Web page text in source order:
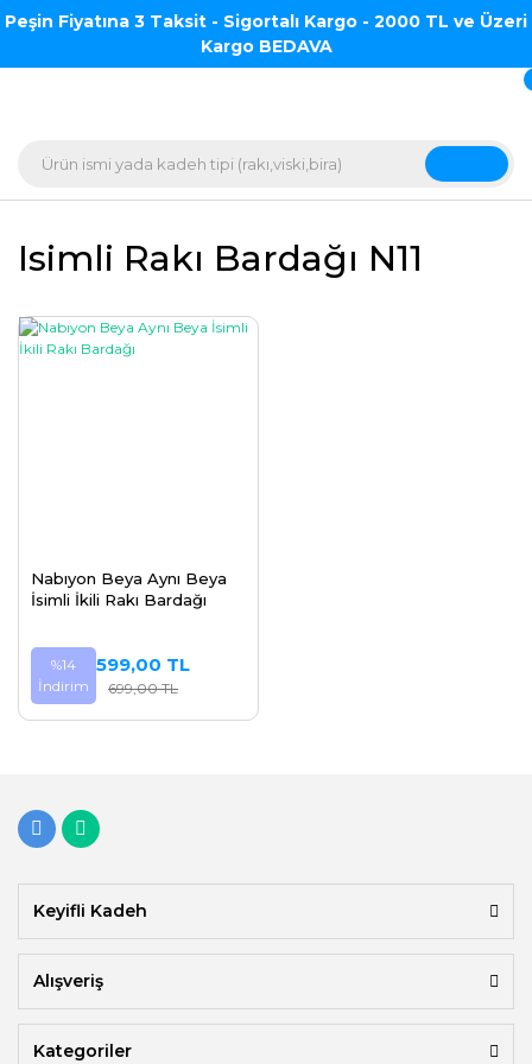
Peşin Fiyatına 3 Taksit - Sigortalı Kargo - 2000 TL ve Üzeri
Kargo BEDAVA
Isimli Rakı Bardağı N11
Nabıyon Beya Aynı Beya
İsimli İkili Rakı Bardağı
%14
İndirim
599,00 TL
699,00 TL
Keyifli Kadeh
Alışveriş
Kategoriler